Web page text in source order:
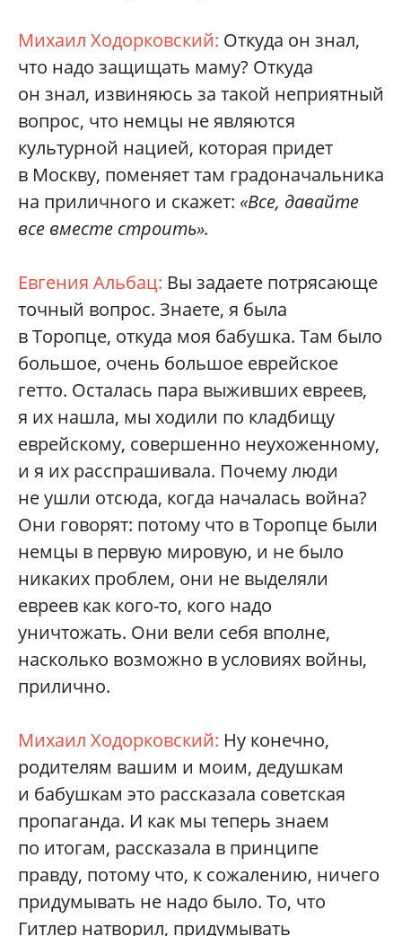
Михаил Ходорковский: Откуда он знал,
что надо защищать маму? Откуда
он знал, извиняюсь за такой неприятный
вопрос, что немцы не являются
культурной нацией, которая придет
в Москву, поменяет там градоначальника
на приличного и скажет: «Все, давайте
все вместе строить».
Евгения Альбац: Вы задаете потрясающе
точный вопрос. Знаете, я была
в Торопце, откуда моя бабушка. Там было
большое, очень большое еврейское
гетто. Осталась пара выживших евреев,
я их нашла, мы ходили по кладбищу
еврейскому, совершенно неухоженному,
и я их расспрашивала. Почему люди
не ушли отсюда, когда началась война?
Они говорят: потому что в Торопце были
немцы в первую мировую, и не было
никаких проблем, они не выделяли
евреев как кого-то, кого надо
уничтожать. Они вели себя вполне,
насколько возможно в условиях войны,
прилично.
Михаил Ходорковский: Ну конечно,
родителям вашим и моим, дедушкам
и бабушкам это рассказала советская
пропаганда. И как мы теперь знаем
по итогам, рассказала в принципе
правду, потому что, к сожалению, ничего
придумывать не надо было. То, что
Гитлер натворил, придумывать